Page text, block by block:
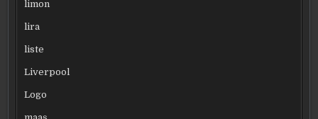
limon
lira
liste
Liverpool
Logo